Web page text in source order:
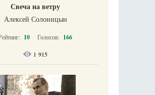
Свеча на ветру
Алексей Солоницын
10 Голосов: 166
1 915